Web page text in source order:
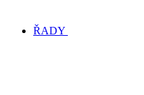
ŘADY